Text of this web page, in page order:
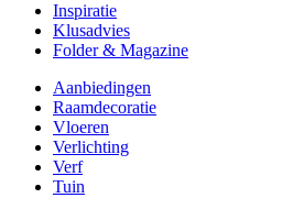
Inspiratie
Klusadvies
Folder & Magazine
Aanbiedingen
Raamdecoratie
Vloeren
Verlichting
Verf
Tuin